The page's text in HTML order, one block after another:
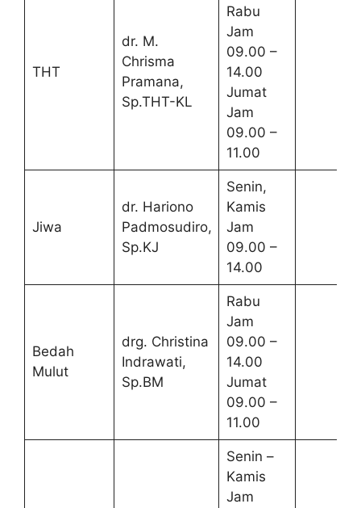
THT
dr. M.
Chrisma
Pramana,
Sp.THT-KL
Rabu
Jam
09.00 –
14.00
Jumat
Jam
09.00 –
11.00
Jiwa
dr. Hariono
Padmosudiro,
Sp.KJ
Senin,
Kamis
Jam
09.00 –
14.00
Bedah
Mulut
drg. Christina
Indrawati,
Sp.BM
Rabu
Jam
09.00 –
14.00
Jumat
09.00 –
11.00
Senin –
Kamis
Jam